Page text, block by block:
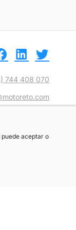
aceptar o
aceptar o
744 408 070